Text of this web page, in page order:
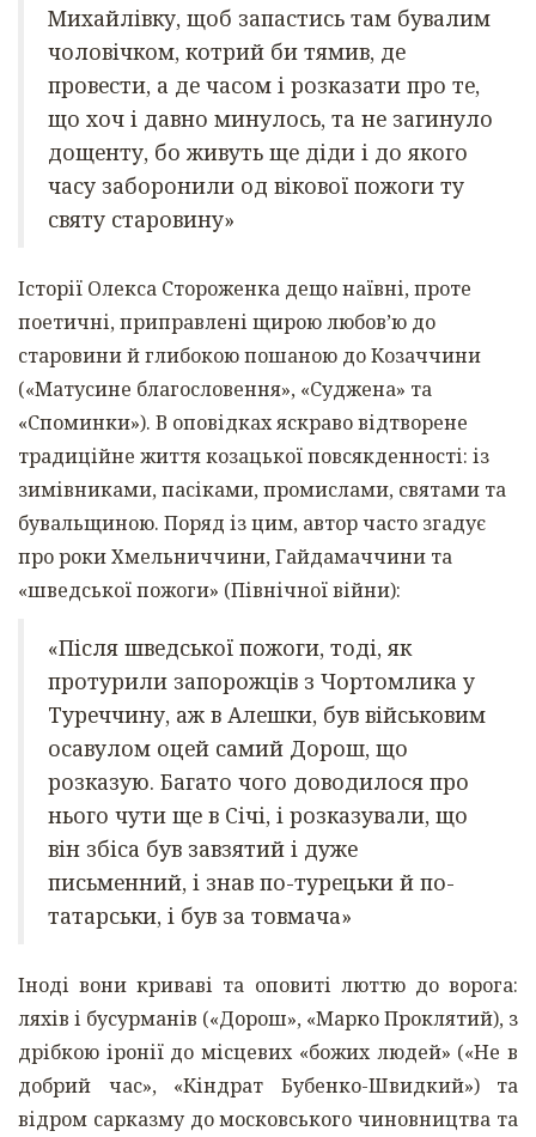
Михайлівку, щоб запастись там бувалим
чоловічком, котрий би тямив, де
провести, а де часом і розказати про те,
що хоч і давно минулось, та не загинуло
дощенту, бо живуть ще діди і до якого
часу заборонили од вікової пожоги ту
святу старовину»
Історії Олекса Стороженка дещо наївні, проте
поетичні, приправлені щирою любов’ю до
старовини й глибокою пошаною до Козаччини
(«Матусине благословення», «Суджена» та
«Споминки»). В оповідках яскраво відтворене
традиційне життя козацької повсякденності: із
зимівниками, пасіками, промислами, святами та
бувальщиною. Поряд із цим, автор часто згадує
про роки Хмельниччини, Гайдамаччини та
«шведської пожоги» (Північної війни):
«Після шведської пожоги, тоді, як
протурили запорожців з Чортомлика у
Туреччину, аж в Алешки, був військовим
осавулом оцей самий Дорош, що
розказую. Багато чого доводилося про
нього чути ще в Січі, і розказували, що
він збіса був завзятий і дуже
письменний, і знав по-турецьки й по-
татарськи, і був за товмача»
Іноді вони криваві та оповиті люттю до ворога:
ляхів і бусурманів («Дорош», «Марко Проклятий), з
дрібкою іронії до місцевих «божих людей» («Не в
добрий час», «Кіндрат Бубенко-Швидкий») та
відром сарказму до московського чиновництва та